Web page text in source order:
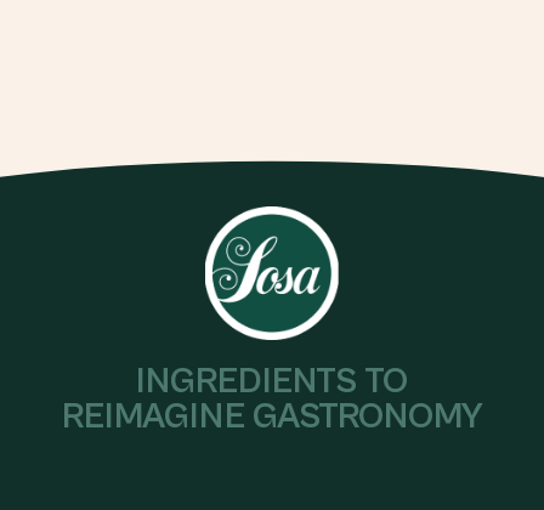
INGREDIENTS TO
REIMAGINE GASTRONOMY